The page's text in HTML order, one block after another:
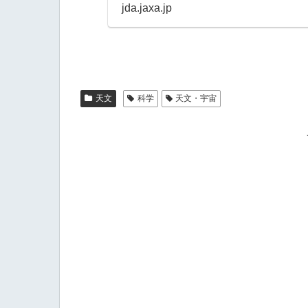
jda.jaxa.jp
天文 科学 天文・宇宙